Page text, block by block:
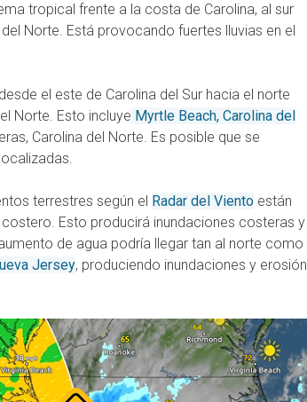
tropical frente a la costa de Carolina, al sur
Norte. Está provocando fuertes lluvias en el
el este de Carolina del Sur hacia el norte
Norte. Esto incluye Myrtle Beach, Carolina del
Carolina del Norte. Es posible que se
terrestres según el Radar del Viento están
Esto producirá inundaciones costeras y
de agua podría llegar tan al norte como
Jersey, produciendo inundaciones y erosión